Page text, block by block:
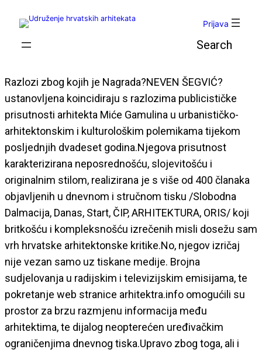
Prijava
Razlozi zbog kojih je Nagrada?NEVEN ŠEGVIĆ?
ustanovljena koincidiraju s razlozima publicističke
prisutnosti arhitekta Miće Gamulina u urbanističko-
arhitektonskim i kulturološkim polemikama tijekom
posljednjih dvadeset godina.Njegova prisutnost
karakterizirana neposrednošću, slojevitošću i
originalnim stilom, realizirana je s više od 400 članaka
objavljenih u dnevnom i stručnom tisku /Slobodna
Dalmacija, Danas, Start, ČIP, ARHITEKTURA, ORIS/ koji
britkošću i kompleksnošću izrečenih misli dosežu sam
vrh hrvatske arhitektonske kritike.No, njegov izričaj
nije vezan samo uz tiskane medije. Brojna
sudjelovanja u radijskim i televizijskim emisijama, te
pokretanje web stranice arhitektra.info omogućili su
prostor za brzu razmjenu informacija među
arhitektima, te dijalog neopterećen uređivačkim
ograničenjima dnevnog tiska.Upravo zbog toga, ali i